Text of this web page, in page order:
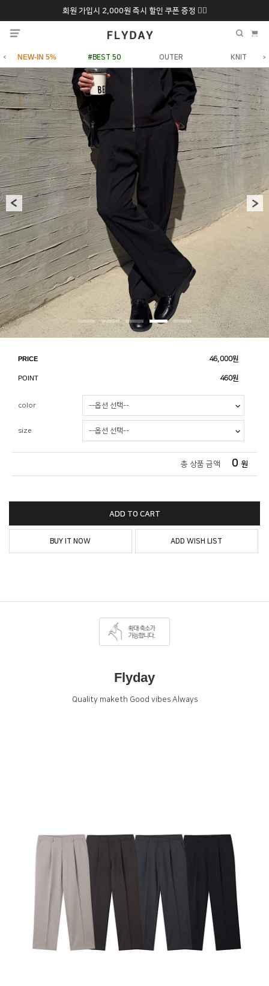
회원 가입시 2,000원 즉시 할인 쿠폰 증정 ❤️‍🔥
추석 특별 할인 10~20% 9/6 화 ~ 9/12월
NEW-IN 5% #BEST 50 OUTER KNIT
PRICE 46,000원
POINT 460원
color
size
총 상품 금액 0 원
ADD TO CART
BUY IT NOW ADD WISH LIST
Flyday
Quality maketh Good vibes Always